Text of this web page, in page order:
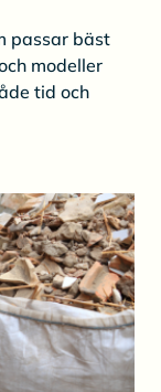
passar bäst
modeller
tid och